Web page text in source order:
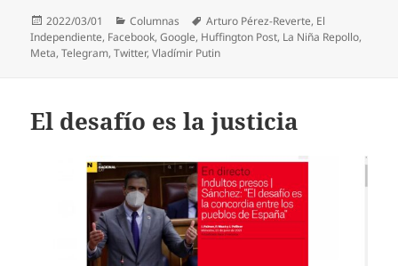
Publicado
el
2022/03/01 Categorías
Columnas Etiquetas
Arturo Pérez-Reverte, El
Independiente, Facebook,Google, Huffington Post, La Niña Repollo,
Meta,Telegram,Twitter,Vladímir Putin
El desafío es la justicia